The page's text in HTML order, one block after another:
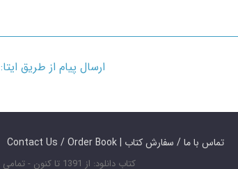
ارسال پیام از طریق ایتا: 09390588906
Contact Us / Order Book | تماس با ما / سفارش کتاب
کتاب دانلود: از 1391 تا کنون - تمامی حقوق محفوظ است